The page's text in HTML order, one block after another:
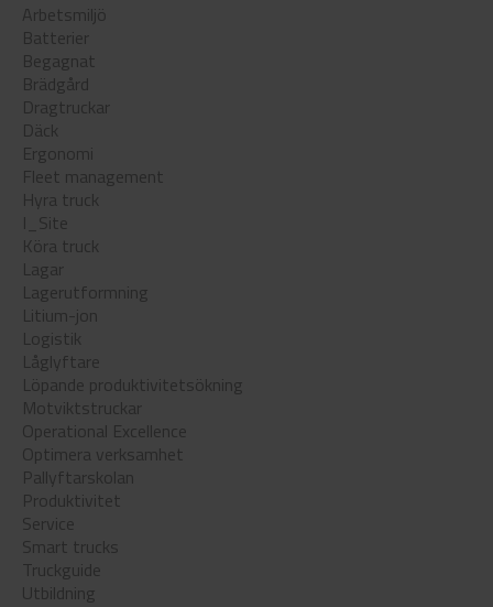
Arbetsmiljö
Batterier
Begagnat
Brädgård
Dragtruckar
Däck
Ergonomi
Fleet management
Hyra truck
I_Site
Köra truck
Lagar
Lagerutformning
Litium-jon
Logistik
Låglyftare
Löpande produktivitetsökning
Motviktstruckar
Operational Excellence
Optimera verksamhet
Pallyftarskolan
Produktivitet
Service
Smart trucks
Truckguide
Utbildning